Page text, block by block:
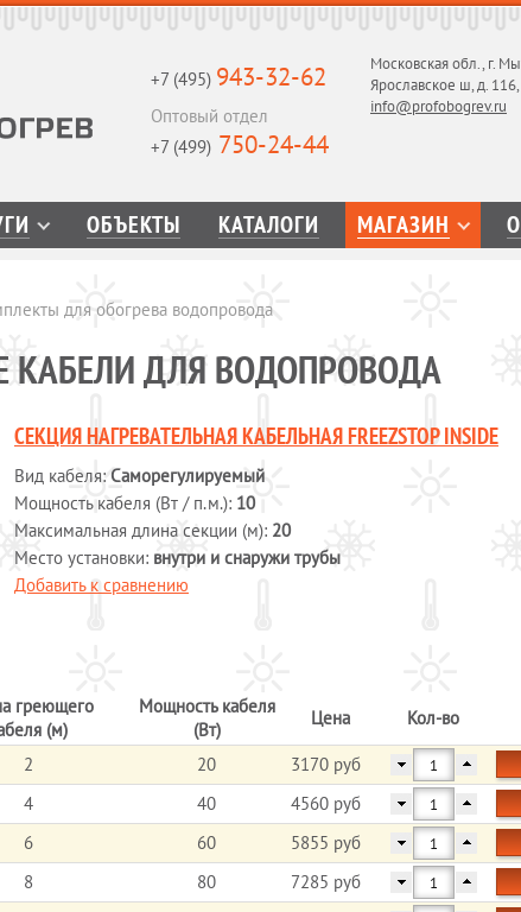
+7 (495) 943-32-62
Оптовый отдел
+7 (499) 750-24-44
Московская обл., г.
Ярославское ш, д. 116,
info@profobogrev.ru
ОБЪЕКТЫ КАТАЛОГИ МАГАЗИН
для обогрева водопровода
КАБЕЛИ ДЛЯ ВОДОПРОВОДА
СЕКЦИЯ НАГРЕВАТЕЛЬНАЯ КАБЕЛЬНАЯ FREEZSTOP INSIDE
Вид кабеля: Саморегулируемый
Мощность кабеля (Вт / п.м.): 10
Максимальная длина секции (м): 20
Место установки: внутри и снаружи трубы
Добавить к сравнению
греющего
(м)
Мощность кабеля
(Вт)
Цена Кол-во
2 20 3170 руб
4 40 4560 руб
6 60 5855 руб
8 80 7285 руб